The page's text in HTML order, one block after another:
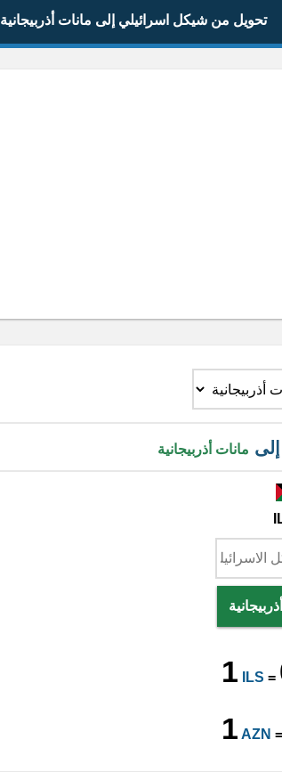
تحويل من شيكل اسرائيلي إلى مانات أذربيجانية
إلى مانات أذربيجانية
1 ILS =
1 AZN =